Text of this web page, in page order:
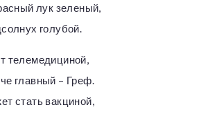
лук зеленый,
голубой.
телемедициной,
главный – Греф.
стать вакциной,